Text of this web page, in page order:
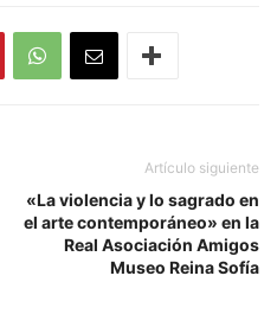
Artículo siguiente
«La violencia y lo sagrado en
el arte contemporáneo» en la
Real Asociación Amigos
Museo Reina Sofía